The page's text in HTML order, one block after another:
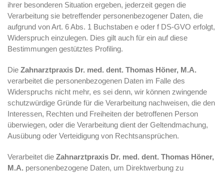
ihrer besonderen Situation ergeben, jederzeit gegen die
Verarbeitung sie betreffender personenbezogener Daten, die
aufgrund von Art. 6 Abs. 1 Buchstaben e oder f DS-GVO erfolgt,
Widerspruch einzulegen. Dies gilt auch für ein auf diese
Bestimmungen gestütztes Profiling.
Die Zahnarztpraxis Dr. med. dent. Thomas Höner, M.A.
verarbeitet die personenbezogenen Daten im Falle des
Widerspruchs nicht mehr, es sei denn, wir können zwingende
schutzwürdige Gründe für die Verarbeitung nachweisen, die den
Interessen, Rechten und Freiheiten der betroffenen Person
überwiegen, oder die Verarbeitung dient der Geltendmachung,
Ausübung oder Verteidigung von Rechtsansprüchen.
Verarbeitet die Zahnarztpraxis Dr. med. dent. Thomas Höner,
M.A. personenbezogene Daten, um Direktwerbung zu